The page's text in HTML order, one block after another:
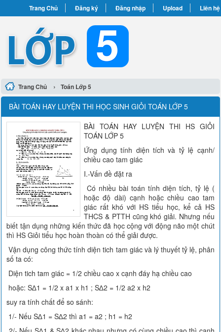
Trang Chủ Đăng ký Đăng nhập Upload Liên hệ
Trang Chủ › Toán Lớp 5
BÀI TOÁN HAY LUYỆN THI HỌC SINH GIỎI TOÁN LỚP 5
BÀI TOÁN HAY LUYỆN THI HS GIỎI
TOÁN LỚP 5
Ứng dụng tính diện tích và tỷ lệ cạnh/
chiều cao tam giác
I.-Vấn đề đặt ra
Có nhiều bài toán tính diện tích, tỷ lệ (
hoặc độ dài) cạnh hoặc chiều cao tam
giác rất khó với HS tiểu học, kể cả HS
THCS & PTTH cũng khó giải. Nhưng nếu
biết tận dụng những kiến thức đã học cộng với động não một chút
thì HS Giỏi tiểu học hoàn thoàn có thể giải được.
Vận dụng công thức tính diện tich tam giác và lý thuyết tỷ lệ, phân
số ta có:
Diện tich tam giác = 1/2 chiều cao x cạnh đáy hạ chiều cao
hoặc: S∆1 = 1/2 x a1 x h1 ; S∆2 = 1/2 a2 x h2
suy ra tính chất để so sánh:
1/- Nếu S∆1 = S∆2 thì a1 = a2 ; h1 = h2